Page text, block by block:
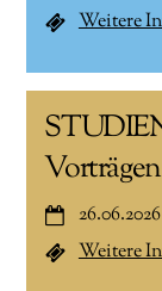
Weitere
26.06.2026
Weitere